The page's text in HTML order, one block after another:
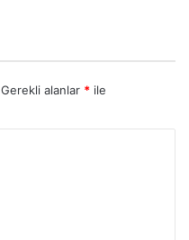
Gerekli alanlar * ile